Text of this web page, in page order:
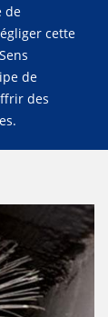
de
cette
de
des